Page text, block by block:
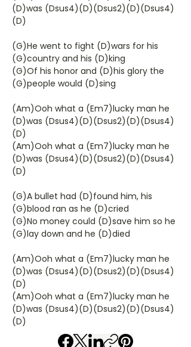
(D)was (Dsus4)(D)(Dsus2)(D)(Dsus4)
(D)
(G)He went to fight (D)wars for his
(G)country and his (D)king
(G)Of his honor and (D)his glory the
(G)people would (D)sing
(Am)Ooh what a (Em7)lucky man he
(D)was (Dsus4)(D)(Dsus2)(D)(Dsus4)
(D)
(Am)Ooh what a (Em7)lucky man he
(D)was (Dsus4)(D)(Dsus2)(D)(Dsus4)
(D)
(G)A bullet had (D)found him, his
(G)blood ran as he (D)cried
(G)No money could (D)save him so he
(G)lay down and he (D)died
(Am)Ooh what a (Em7)lucky man he
(D)was (Dsus4)(D)(Dsus2)(D)(Dsus4)
(D)
(Am)Ooh what a (Em7)lucky man he
(D)was (Dsus4)(D)(Dsus2)(D)(Dsus4)
(D)